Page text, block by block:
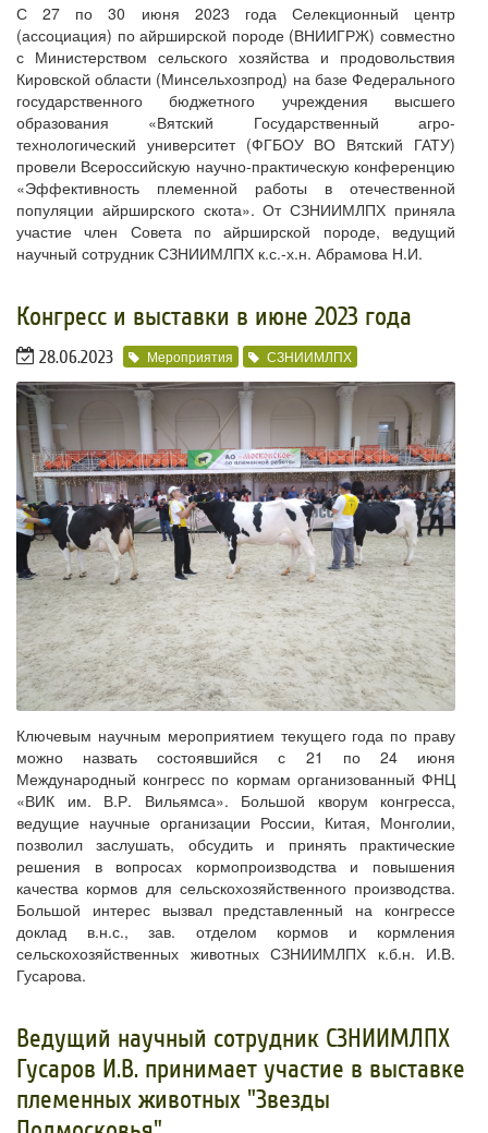
С 27 по 30 июня 2023 года Селекционный центр
(ассоциация) по айрширской породе (ВНИИГРЖ) совместно
с Министерством сельского хозяйства и продовольствия
Кировской области (Минсельхозпрод) на базе Федерального
государственного бюджетного учреждения высшего
образования «Вятский Государственный агро-
технологический университет (ФГБОУ ВО Вятский ГАТУ)
провели Всероссийскую научно-практическую конференцию
«Эффективность племенной работы в отечественной
популяции айрширского скота». От СЗНИИМЛПХ приняла
участие член Совета по айрширской породе, ведущий
научный сотрудник СЗНИИМЛПХ к.с.-х.н. Абрамова Н.И.
​Конгресс и выставки в июне 2023 года
28.06.2023 Мероприятия СЗНИИМЛПХ
Ключевым научным мероприятием текущего года по праву
можно назвать состоявшийся с 21 по 24 июня
Международный конгресс по кормам организованный ФНЦ
«ВИК им. В.Р. Вильямса». Большой кворум конгресса,
ведущие научные организации России, Китая, Монголии,
позволил заслушать, обсудить и принять практические
решения в вопросах кормопроизводства и повышения
качества кормов для сельскохозяйственного производства.
Большой интерес вызвал представленный на конгрессе
доклад в.н.с., зав. отделом кормов и кормления
сельскохозяйственных животных СЗНИИМЛПХ к.б.н. И.В.
Гусарова.
Ведущий научный сотрудник СЗНИИМЛПХ
Гусаров И.В. принимает участие в выставке
племенных животных "Звезды